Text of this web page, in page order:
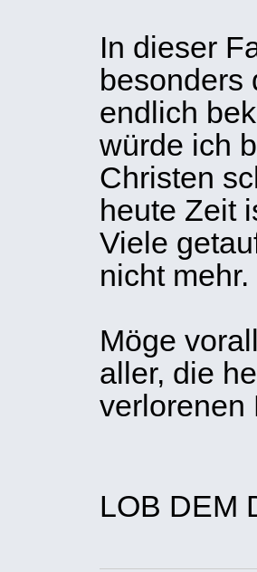
In dieser
besonders
endlich
würde ich
Christen
heute Zeit
Viele
nicht mehr.
Möge
aller, die
verlorenen
LOB DEM